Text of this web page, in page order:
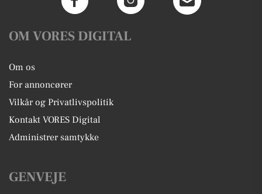
OM VORES DIGITAL
Om os
For annoncører
Vilkår og Privatlivspolitik
Kontakt VORES Digital
Administrer samtykke
GENVEJE